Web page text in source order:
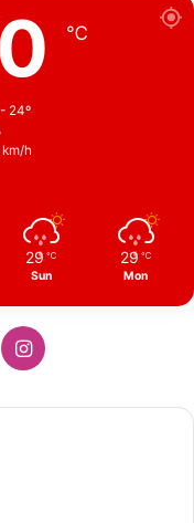
℃
24º
km/h
29 ℃
Sun
29 ℃
Mon
Instagram